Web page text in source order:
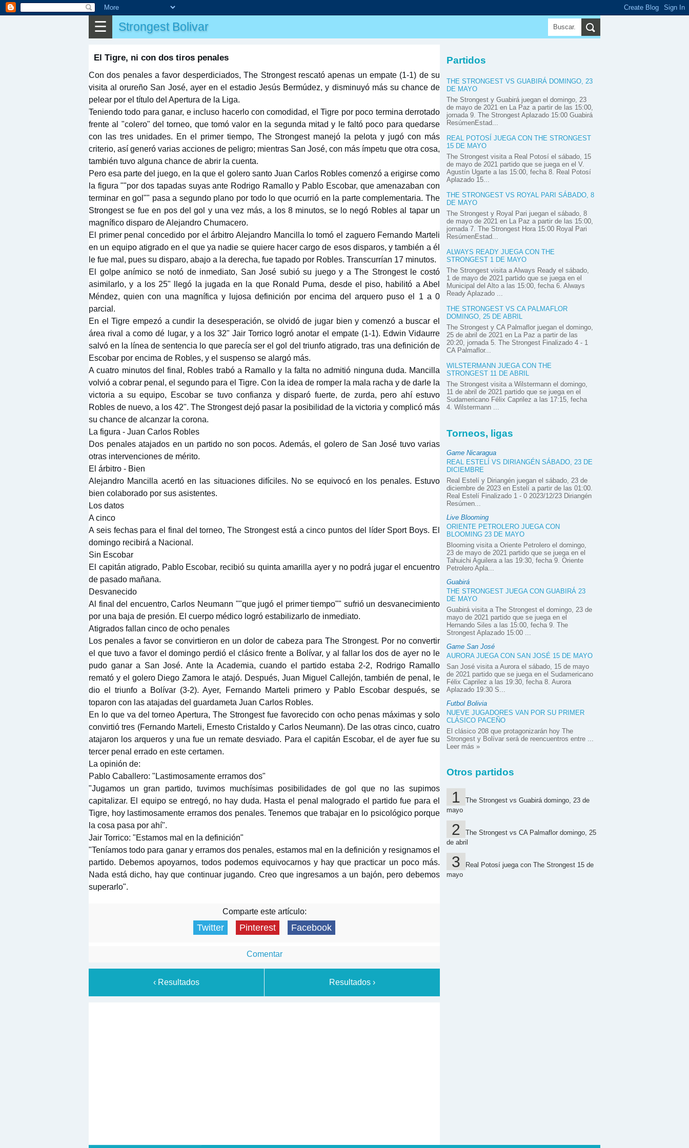
☰ Strongest Bolivar
El Tigre, ni con dos tiros penales
Con dos penales a favor desperdiciados, The Strongest rescató apenas un empate (1-1) de su
visita al orureño San José, ayer en el estadio Jesús Bermúdez, y disminuyó más su chance de
pelear por el título del Apertura de la Liga.
Teniendo todo para ganar, e incluso hacerlo con comodidad, el Tigre por poco termina derrotado
frente al "colero" del torneo, que tomó valor en la segunda mitad y le faltó poco para quedarse
con las tres unidades. En el primer tiempo, The Strongest manejó la pelota y jugó con más
criterio, así generó varias acciones de peligro; mientras San José, con más ímpetu que otra cosa,
también tuvo alguna chance de abrir la cuenta.
Pero esa parte del juego, en la que el golero santo Juan Carlos Robles comenzó a erigirse como
la figura ""por dos tapadas suyas ante Rodrigo Ramallo y Pablo Escobar, que amenazaban con
terminar en gol"" pasa a segundo plano por todo lo que ocurrió en la parte complementaria. The
Strongest se fue en pos del gol y una vez más, a los 8 minutos, se lo negó Robles al tapar un
magnífico disparo de Alejandro Chumacero.
El primer penal concedido por el árbitro Alejandro Mancilla lo tomó el zaguero Fernando Marteli
en un equipo atigrado en el que ya nadie se quiere hacer cargo de esos disparos, y también a él
le fue mal, pues su disparo, abajo a la derecha, fue tapado por Robles. Transcurrían 17 minutos.
El golpe anímico se notó de inmediato, San José subió su juego y a The Strongest le costó
asimilarlo, y a los 25" llegó la jugada en la que Ronald Puma, desde el piso, habilitó a Abel
Méndez, quien con una magnífica y lujosa definición por encima del arquero puso el 1 a 0
parcial.
En el Tigre empezó a cundir la desesperación, se olvidó de jugar bien y comenzó a buscar el
área rival a como dé lugar, y a los 32" Jair Torrico logró anotar el empate (1-1). Edwin Vidaurre
salvó en la línea de sentencia lo que parecía ser el gol del triunfo atigrado, tras una definición de
Escobar por encima de Robles, y el suspenso se alargó más.
A cuatro minutos del final, Robles trabó a Ramallo y la falta no admitió ninguna duda. Mancilla
volvió a cobrar penal, el segundo para el Tigre. Con la idea de romper la mala racha y de darle la
victoria a su equipo, Escobar se tuvo confianza y disparó fuerte, de zurda, pero ahí estuvo
Robles de nuevo, a los 42". The Strongest dejó pasar la posibilidad de la victoria y complicó más
su chance de alcanzar la corona.
La figura - Juan Carlos Robles
Dos penales atajados en un partido no son pocos. Además, el golero de San José tuvo varias
otras intervenciones de mérito.
El árbitro - Bien
Alejandro Mancilla acertó en las situaciones difíciles. No se equivocó en los penales. Estuvo
bien colaborado por sus asistentes.
Los datos
A cinco
A seis fechas para el final del torneo, The Strongest está a cinco puntos del líder Sport Boys. El
domingo recibirá a Nacional.
Sin Escobar
El capitán atigrado, Pablo Escobar, recibió su quinta amarilla ayer y no podrá jugar el encuentro
de pasado mañana.
Desvanecido
Al final del encuentro, Carlos Neumann ""que jugó el primer tiempo"" sufrió un desvanecimiento
por una baja de presión. El cuerpo médico logró estabilizarlo de inmediato.
Atigrados fallan cinco de ocho penales
Los penales a favor se convirtieron en un dolor de cabeza para The Strongest. Por no convertir
el que tuvo a favor el domingo perdió el clásico frente a Bolívar, y al fallar los dos de ayer no le
pudo ganar a San José. Ante la Academia, cuando el partido estaba 2-2, Rodrigo Ramallo
remató y el golero Diego Zamora le atajó. Después, Juan Miguel Callejón, también de penal, le
dio el triunfo a Bolívar (3-2). Ayer, Fernando Marteli primero y Pablo Escobar después, se
toparon con las atajadas del guardameta Juan Carlos Robles.
En lo que va del torneo Apertura, The Strongest fue favorecido con ocho penas máximas y solo
convirtió tres (Fernando Marteli, Ernesto Cristaldo y Carlos Neumann). De las otras cinco, cuatro
atajaron los arqueros y una fue un remate desviado. Para el capitán Escobar, el de ayer fue su
tercer penal errado en este certamen.
La opinión de:
Pablo Caballero: "Lastimosamente erramos dos"
"Jugamos un gran partido, tuvimos muchísimas posibilidades de gol que no las supimos
capitalizar. El equipo se entregó, no hay duda. Hasta el penal malogrado el partido fue para el
Tigre, hoy lastimosamente erramos dos penales. Tenemos que trabajar en lo psicológico porque
la cosa pasa por ahí".
Jair Torrico: "Estamos mal en la definición"
"Teníamos todo para ganar y erramos dos penales, estamos mal en la definición y resignamos el
partido. Debemos apoyarnos, todos podemos equivocarnos y hay que practicar un poco más.
Nada está dicho, hay que continuar jugando. Creo que ingresamos a un bajón, pero debemos
superarlo".
Comparte este artículo:
Twitter Pinterest Facebook
Comentar
‹ Resultados Resultados ›
Partidos
THE STRONGEST VS GUABIRÁ DOMINGO, 23
DE MAYO
The Strongest y Guabirá juegan el domingo, 23
de mayo de 2021 en La Paz a partir de las 15:00,
jornada 9. The Strongest Aplazado 15:00 Guabirá
ResúmenEstad...
REAL POTOSÍ JUEGA CON THE STRONGEST
15 DE MAYO
The Strongest visita a Real Potosí el sábado, 15
de mayo de 2021 partido que se juega en el V.
Agustín Ugarte a las 15:00, fecha 8. Real Potosí
Aplazado 15...
THE STRONGEST VS ROYAL PARI SÁBADO, 8
DE MAYO
The Strongest y Royal Pari juegan el sábado, 8
de mayo de 2021 en La Paz a partir de las 15:00,
jornada 7. The Strongest Hora 15:00 Royal Pari
ResúmenEstad...
ALWAYS READY JUEGA CON THE
STRONGEST 1 DE MAYO
The Strongest visita a Always Ready el sábado,
1 de mayo de 2021 partido que se juega en el
Municipal del Alto a las 15:00, fecha 6. Always
Ready Aplazado ...
THE STRONGEST VS CA PALMAFLOR
DOMINGO, 25 DE ABRIL
The Strongest y CA Palmaflor juegan el domingo,
25 de abril de 2021 en La Paz a partir de las
20:20, jornada 5. The Strongest Finalizado 4 - 1
CA Palmaflor...
WILSTERMANN JUEGA CON THE
STRONGEST 11 DE ABRIL
The Strongest visita a Wilstermann el domingo,
11 de abril de 2021 partido que se juega en el
Sudamericano Félix Caprilez a las 17:15, fecha
4. Wilstermann ...
Torneos, ligas
Game Nicaragua
REAL ESTELÍ VS DIRIANGÉN SÁBADO, 23 DE
DICIEMBRE
Real Estelí y Diriangén juegan el sábado, 23 de
diciembre de 2023 en Estelí a partir de las 01:00.
Real Estelí Finalizado 1 - 0 2023/12/23 Diriangén
Resúmen...
Live Blooming
ORIENTE PETROLERO JUEGA CON
BLOOMING 23 DE MAYO
Blooming visita a Oriente Petrolero el domingo,
23 de mayo de 2021 partido que se juega en el
Tahuichi Aguilera a las 19:30, fecha 9. Oriente
Petrolero Apla...
Guabirá
THE STRONGEST JUEGA CON GUABIRÁ 23
DE MAYO
Guabirá visita a The Strongest el domingo, 23 de
mayo de 2021 partido que se juega en el
Hernando Siles a las 15:00, fecha 9. The
Strongest Aplazado 15:00 ...
Game San José
AURORA JUEGA CON SAN JOSÉ 15 DE MAYO
San José visita a Aurora el sábado, 15 de mayo
de 2021 partido que se juega en el Sudamericano
Félix Caprilez a las 19:30, fecha 8. Aurora
Aplazado 19:30 S...
Futbol Bolivia
NUEVE JUGADORES VAN POR SU PRIMER
CLÁSICO PACEÑO
El clásico 208 que protagonizarán hoy The
Strongest y Bolívar será de reencuentros entre ...
Leer más »
Otros partidos
The Strongest vs Guabirá domingo, 23 de
mayo
The Strongest vs CA Palmaflor domingo, 25
de abril
Real Potosí juega con The Strongest 15 de
mayo
✎ Otros